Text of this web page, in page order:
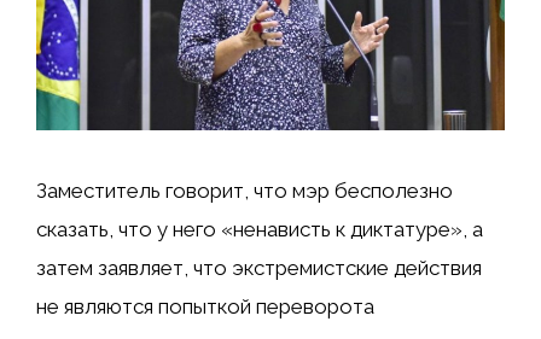
Заместитель говорит, что мэр бесполезно
сказать, что у него «ненависть к диктатуре», а
затем заявляет, что экстремистские действия
не являются попыткой переворота